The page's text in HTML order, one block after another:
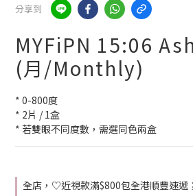
分享到
MYFiPN 15:06 Ash
(月/Monthly)
* 0-800度
* 2片 / 1盒
* 若雙眼不同度數，需選同色兩盒
全店，♡近視款滿$800包全港順豐速遞